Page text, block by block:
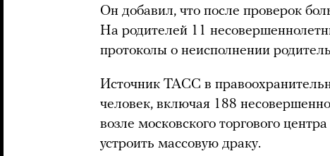
Он добавил, что после проверок
На родителей 11
протоколы о неисполнении
Источник ТАСС в
человек, включая 188
возле московского торгового
устроить массовую драку.